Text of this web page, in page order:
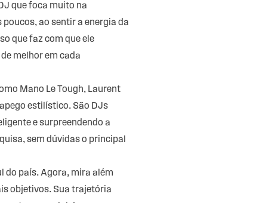
que foca muito na
ao sentir a energia da
que faz com que ele
melhor em cada
Mano Le Tough, Laurent
estilístico. São DJs
e surpreendendo a
sem dúvidas o principal
do país. Agora, mira além
objetivos. Sua trajetória